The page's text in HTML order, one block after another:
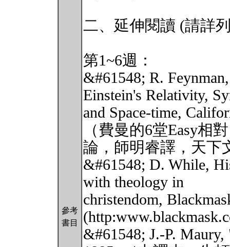
參考
書目
二、延伸閱讀 (請詳
第1~6週：
&#61548; R.
Einstein's Relativity,
and Space-time,
（費曼的6堂Easy相對
論，師明睿譯，天下
&#61548; D. While,
with theology in
christendom,
&#61548; J.-P. Maury,